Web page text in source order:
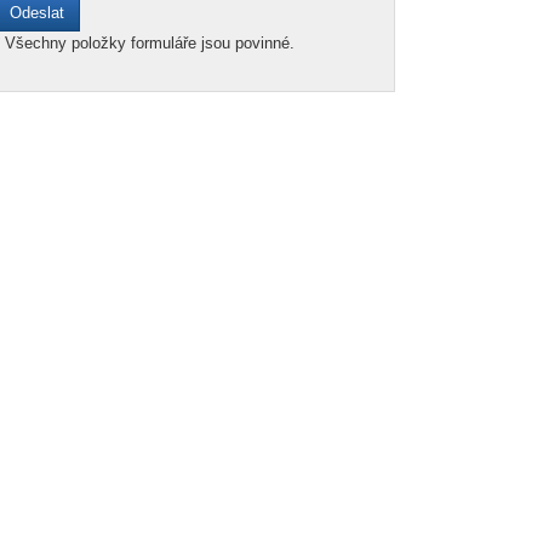
Všechny položky formuláře jsou povinné.